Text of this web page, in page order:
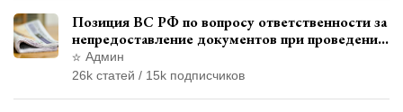
Позиция ВС РФ по вопросу ответственности за
непредоставление документов при проведении
контроля и надзора
Админ
26k статей / 15k подписчиков